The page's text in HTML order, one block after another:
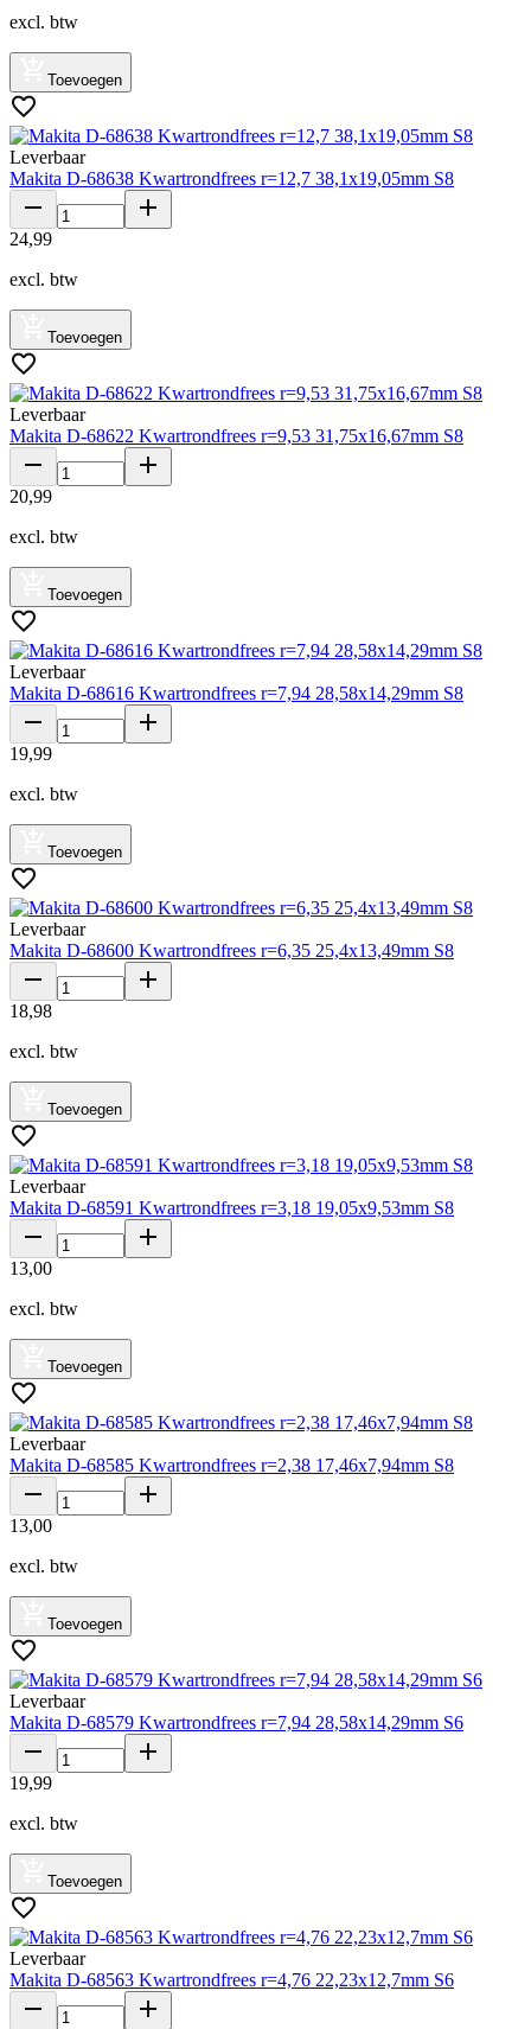
excl. btw
Toevoegen
Leverbaar
Makita D-68638 Kwartrondfrees r=12,7 38,1x19,05mm S8
24,99
excl. btw
Toevoegen
Leverbaar
Makita D-68622 Kwartrondfrees r=9,53 31,75x16,67mm S8
20,99
excl. btw
Toevoegen
Leverbaar
Makita D-68616 Kwartrondfrees r=7,94 28,58x14,29mm S8
19,99
excl. btw
Toevoegen
Leverbaar
Makita D-68600 Kwartrondfrees r=6,35 25,4x13,49mm S8
18,98
excl. btw
Toevoegen
Leverbaar
Makita D-68591 Kwartrondfrees r=3,18 19,05x9,53mm S8
13,00
excl. btw
Toevoegen
Leverbaar
Makita D-68585 Kwartrondfrees r=2,38 17,46x7,94mm S8
13,00
excl. btw
Toevoegen
Leverbaar
Makita D-68579 Kwartrondfrees r=7,94 28,58x14,29mm S6
19,99
excl. btw
Toevoegen
Leverbaar
Makita D-68563 Kwartrondfrees r=4,76 22,23x12,7mm S6